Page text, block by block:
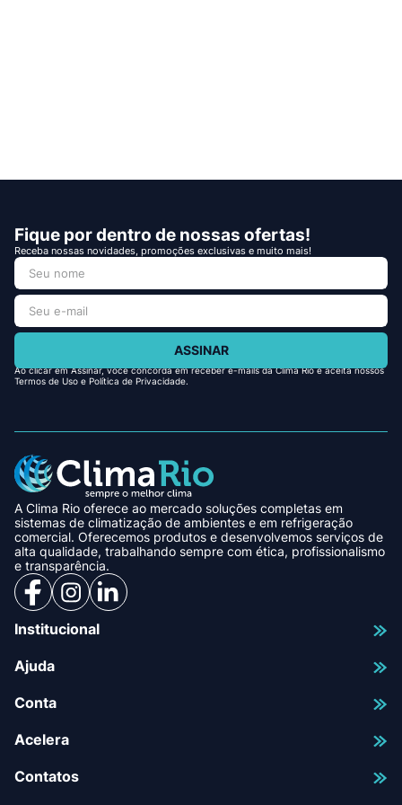
Fique por dentro de nossas ofertas!
Receba nossas novidades, promoções exclusivas e muito mais!
ASSINAR
Ao clicar em Assinar, você concorda em receber e-mails da Clima Rio e aceita nossos
Termos de Uso e Política de Privacidade.
A Clima Rio oferece ao mercado soluções completas em
sistemas de climatização de ambientes e em refrigeração
comercial. Oferecemos produtos e desenvolvemos serviços de
alta qualidade, trabalhando sempre com ética, profissionalismo
e transparência.
Institucional
Ajuda
Conta
Acelera
Contatos